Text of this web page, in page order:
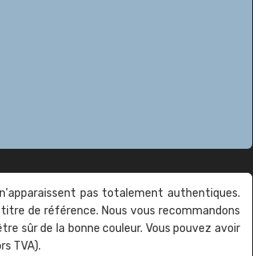
pas totalement authentiques.
de référence. Nous vous recommandons
sûr de la bonne couleur. Vous pouvez avoir
TVA).
Guillaume Euvrard